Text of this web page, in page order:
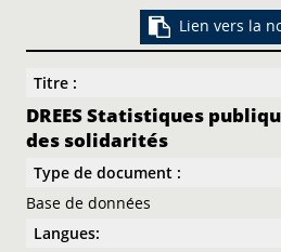
Lien vers la
Titre :
DREES Statistiques
des solidarités
Type de document :
Base de données
Langues: